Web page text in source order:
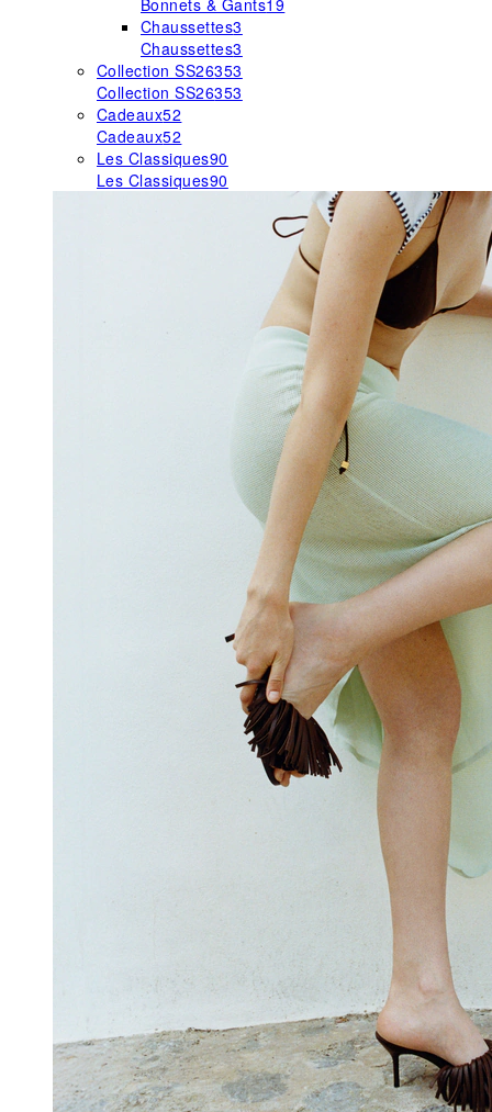
Bonnets & Gants19
Chaussettes3
Chaussettes3
Collection SS26353
Collection SS26353
Cadeaux52
Cadeaux52
Les Classiques90
Les Classiques90